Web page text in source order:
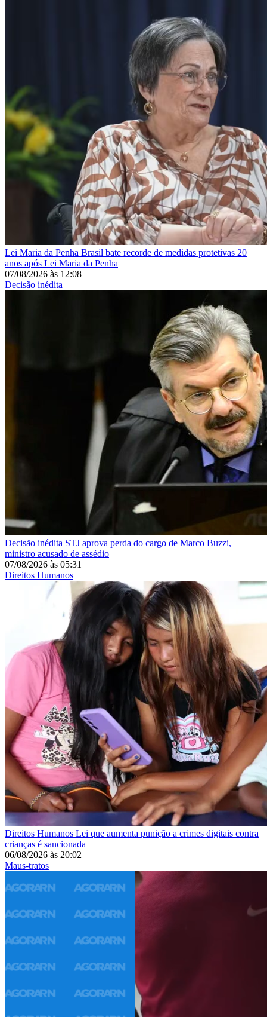
Lei Maria da Penha Brasil bate recorde de medidas protetivas 20
anos após Lei Maria da Penha
07/08/2026 às 12:08
Decisão inédita
Decisão inédita STJ aprova perda do cargo de Marco Buzzi,
ministro acusado de assédio
07/08/2026 às 05:31
Direitos Humanos
Direitos Humanos Lei que aumenta punição a crimes digitais contra
crianças é sancionada
06/08/2026 às 20:02
Maus-tratos